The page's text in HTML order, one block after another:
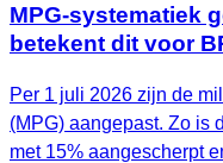
MPG-systematiek
betekent dit voor
Per 1 juli 2026 zijn de
(MPG) aangepast. Zo is
met 15% aangescherpt